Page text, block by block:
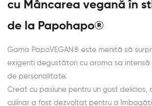
cu Mâncarea vegană în
de la Papohapo®
Gama PapoVEGAN® este menită să
exigenti degustători cu aroma sa intensă
de personalitate.
Creat cu pasiune pentru un gust
culinar a fost dezvoltat pentru a